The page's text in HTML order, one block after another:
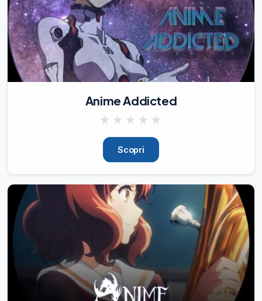
27/11/24 6.39K
Anime Addicted
★ ★ ★ ★ ★
Scopri